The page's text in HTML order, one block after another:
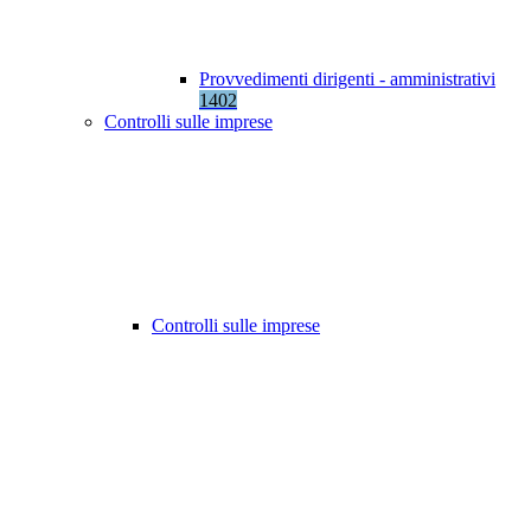
Provvedimenti dirigenti - amministrativi
1402
Controlli sulle imprese
Controlli sulle imprese